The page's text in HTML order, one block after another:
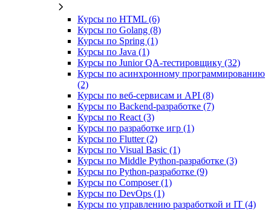
Курсы по HTML (6)
Курсы по Golang (8)
Курсы по Spring (1)
Курсы по Java (1)
Курсы по Junior QA-тестировщику (32)
Курсы по асинхронному программированию
(2)
Курсы по веб‑сервисам и API (8)
Курсы по Backend‑разработке (7)
Курсы по React (3)
Курсы по разработке игр (1)
Курсы по Flutter (2)
Курсы по Visual Basic (1)
Курсы по Middle Python-разработке (3)
Курсы по Python-разработке (9)
Курсы по Composer (1)
Курсы по DevOps (1)
Курсы по управлению разработкой и IT (4)